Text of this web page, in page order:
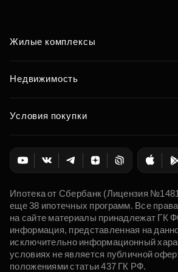
Жилые комплексы
Недвижимость
Условия покупки
Ипотека от Сбербанк (Лицензия
еще 38 ипотечных программ. Все
на сайте материалы принадлежат ГК
информация, представленная на
исключительно информационный
условиях не является публичной
положениями статьи 437 ГК РФ.